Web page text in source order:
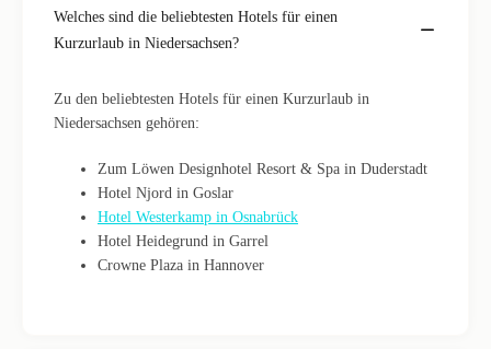
Welches sind die beliebtesten Hotels für einen
Kurzurlaub in Niedersachsen?
Zu den beliebtesten Hotels für einen Kurzurlaub in
Niedersachsen gehören:
Zum Löwen Designhotel Resort & Spa in Duderstadt
Hotel Njord in Goslar
Hotel Westerkamp in Osnabrück
Hotel Heidegrund in Garrel
Crowne Plaza in Hannover